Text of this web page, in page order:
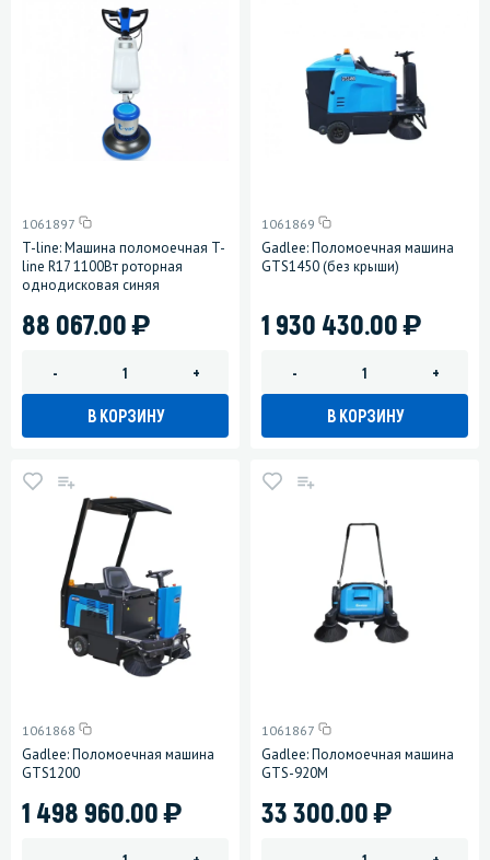
1061897
T-line: Машина поломоечная T-
line R17 1100Вт роторная
однодисковая синяя
88 067.00)
- +
В КОРЗИНУ
1061869
Gadlee: Поломоечная машина
GTS1450 (без крыши)
1 930 430.00)
- +
В КОРЗИНУ
1061868
Gadlee: Поломоечная машина
GTS1200
1 498 960.00)
1061867
Gadlee: Поломоечная машина
GTS-920M
33 300.00)